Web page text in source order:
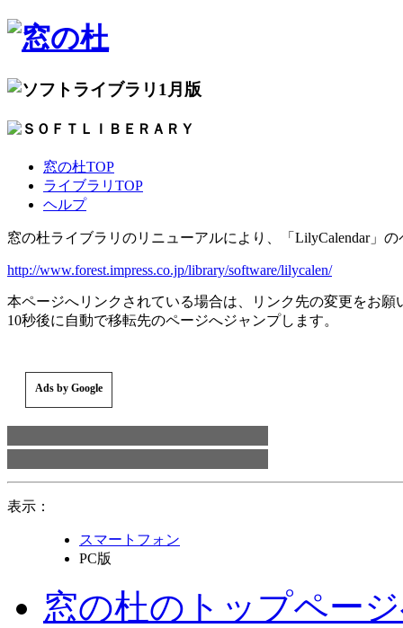
1月版
窓の杜TOP
ライブラリTOP
ヘルプ
窓の杜ライブラリのリニューアルにより、「LilyCalendar」
http://www.forest.impress.co.jp/library/software/lilycalen/
本ページへリンクされている場合は、リンク先の変更をお願
10秒後に自動で移転先のページへジャンプします。
Ads by Google
表示：
スマートフォン
PC版
窓の杜のトップペー